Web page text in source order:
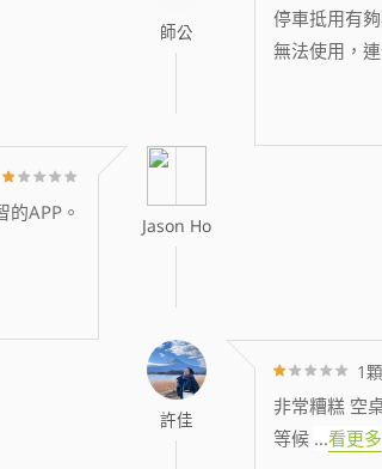
師公
停車抵用有
無法使用，
Jason Ho
的APP。
許佳
1
非常糟糕 空
等候 ...看更多